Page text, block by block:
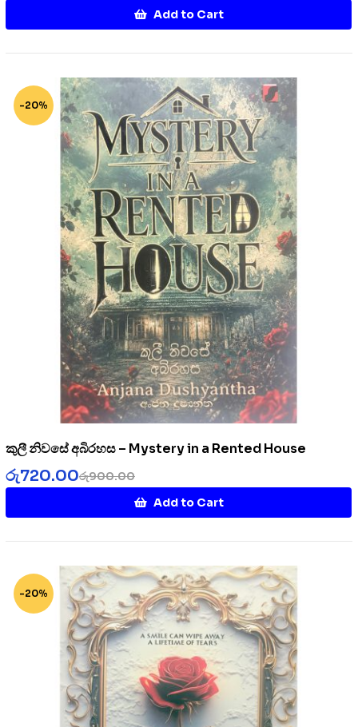
Add to Cart
-20%
කුලී නිවසේ අබිරහස – Mystery in a Rented House
රු900.00
රු720.00
Add to Cart
-20%